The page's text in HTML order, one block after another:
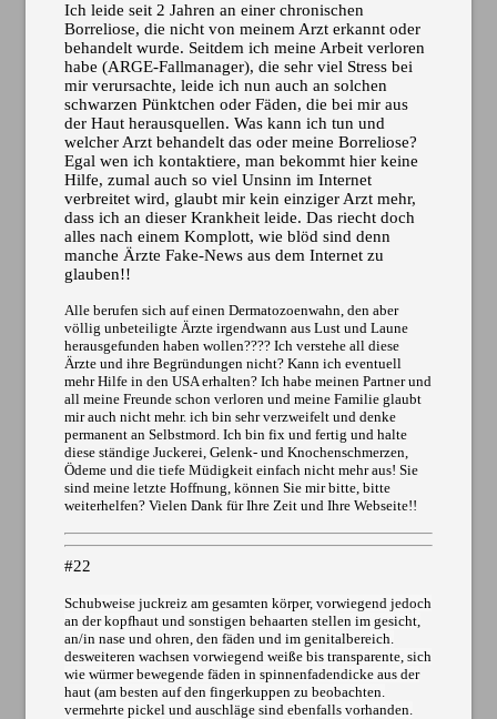
Ich leide seit 2 Jahren an einer chronischen
Borreliose, die nicht von meinem Arzt erkannt oder
behandelt wurde. Seitdem ich meine Arbeit verloren
habe (ARGE-Fallmanager), die sehr viel Stress bei
mir verursachte, leide ich nun auch an solchen
schwarzen Pünktchen oder Fäden, die bei mir aus
der Haut herausquellen. Was kann ich tun und
welcher Arzt behandelt das oder meine Borreliose?
Egal wen ich kontaktiere, man bekommt hier keine
Hilfe, zumal auch so viel Unsinn im Internet
verbreitet wird, glaubt mir kein einziger Arzt mehr,
dass ich an dieser Krankheit leide. Das riecht doch
alles nach einem Komplott, wie blöd sind denn
manche Ärzte Fake-News aus dem Internet zu
glauben!!
Alle berufen sich auf einen Dermatozoenwahn, den aber
völlig unbeteiligte Ärzte irgendwann aus Lust und Laune
herausgefunden haben wollen???? Ich verstehe all diese
Ärzte und ihre Begründungen nicht? Kann ich eventuell
mehr Hilfe in den USA erhalten? Ich habe meinen Partner und
all meine Freunde schon verloren und meine Familie glaubt
mir auch nicht mehr. ich bin sehr verzweifelt und denke
permanent an Selbstmord. Ich bin fix und fertig und halte
diese ständige Juckerei, Gelenk- und Knochenschmerzen,
Ödeme und die tiefe Müdigkeit einfach nicht mehr aus! Sie
sind meine letzte Hoffnung, können Sie mir bitte, bitte
weiterhelfen? Vielen Dank für Ihre Zeit und Ihre Webseite!!
#22
Schubweise juckreiz am gesamten körper, vorwiegend jedoch
an der kopfhaut und sonstigen behaarten stellen im gesicht,
an/in nase und ohren, den fäden und im genitalbereich.
desweiteren wachsen vorwiegend weiße bis transparente, sich
wie würmer bewegende fäden in spinnenfadendicke aus der
haut (am besten auf den fingerkuppen zu beobachten.
vermehrte pickel und auschläge sind ebenfalls vorhanden.